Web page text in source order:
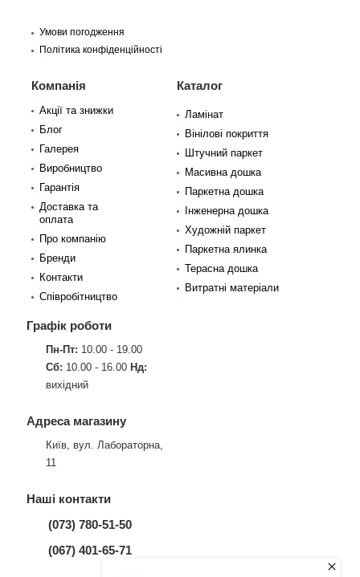
Умови погодження
Політика конфіденційності
Компанія
Акції та знижки
Блог
Галерея
Виробництво
Гарантія
Доставка та
оплата
Про компанію
Бренди
Контакти
Співробітництво
Каталог
Ламінат
Вінілові покриття
Штучний паркет
Масивна дошка
Паркетна дошка
Інженерна дошка
Художній паркет
Паркетна ялинка
Терасна дошка
Витратні матеріали
Графік роботи
Пн-Пт: 10.00 - 19.00
Сб: 10.00 - 16.00 Нд:
вихідний
Адреса магазину
Київ, вул. Лабораторна,
11
Наші контакти
(073) 780-51-50
(067) 401-65-71